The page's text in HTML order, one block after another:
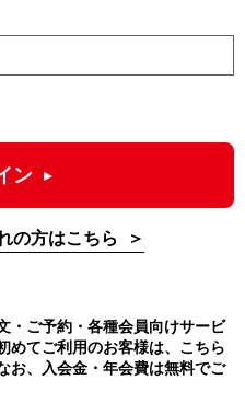
ン
の方はこちら
・ご予約・各種会員向けサービ
めてご利用のお客様は、こちら
お、入会金・年会費は無料でご